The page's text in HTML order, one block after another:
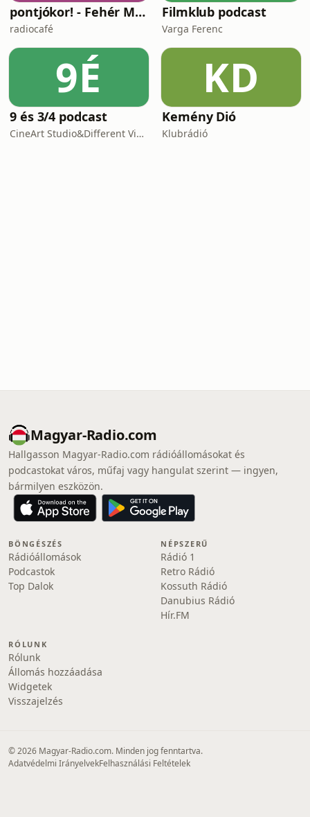
pontjókor! - Fehér Mariannal
radiocafé
Filmklub podcast
Varga Ferenc
9É
9 és 3/4 podcast
CineArt Studio&Different View Production
KD
Kemény Dió
Klubrádió
Magyar-Radio.com
Hallgasson Magyar-Radio.com rádióállomásokat és
podcastokat város, műfaj vagy hangulat szerint — ingyen,
bármilyen eszközön.
BÖNGÉSZÉS
Rádióállomások
Podcastok
Top Dalok
NÉPSZERŰ
Rádió 1
Retro Rádió
Kossuth Rádió
Danubius Rádió
Hír.FM
RÓLUNK
Rólunk
Állomás hozzáadása
Widgetek
Visszajelzés
© 2026 Magyar-Radio.com. Minden jog fenntartva.
Adatvédelmi IrányelvekFelhasználási Feltételek